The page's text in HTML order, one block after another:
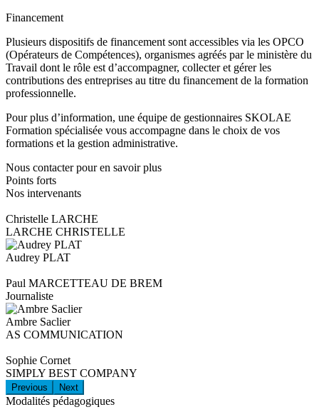
Financement
Plusieurs dispositifs de financement sont accessibles via les OPCO
(Opérateurs de Compétences), organismes agréés par le ministère du
Travail dont le rôle est d’accompagner, collecter et gérer les
contributions des entreprises au titre du financement de la formation
professionnelle.
Pour plus d’information, une équipe de gestionnaires SKOLAE
Formation spécialisée vous accompagne dans le choix de vos
formations et la gestion administrative.
Nous contacter pour en savoir plus
Points forts
Nos intervenants
Christelle LARCHE
LARCHE CHRISTELLE
Audrey PLAT
Paul MARCETTEAU DE BREM
Journaliste
Ambre Saclier
AS COMMUNICATION
Sophie Cornet
SIMPLY BEST COMPANY
Previous Next
Modalités pédagogiques